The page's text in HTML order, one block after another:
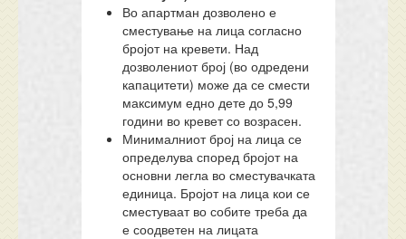
Во апартман дозволено е
сместување на лица согласно
бројот на кревети. Над
дозволениот број (во одредени
капацитети) може да се смести
максимум едно дете до 5,99
години во кревет со возрасен.
Минималниот број на лица се
определува според бројот на
основни легла во сместувачката
единица. Бројот на лица кои се
сместуваат во собите треба да
е соодветен на лицата